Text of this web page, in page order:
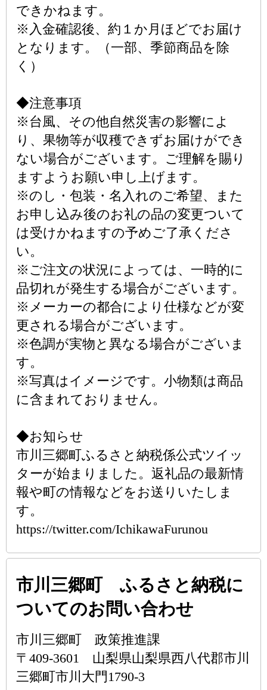
できかねます。
※入金確認後、約１か月ほどでお届け
となります。（一部、季節商品を除
く）
◆注意事項
※台風、その他自然災害の影響によ
り、果物等が収穫できずお届けができ
ない場合がございます。ご理解を賜り
ますようお願い申し上げます。
※のし・包装・名入れのご希望、また
お申し込み後のお礼の品の変更ついて
は受けかねますの予めご了承くださ
い。
※ご注文の状況によっては、一時的に
品切れが発生する場合がございます。
※メーカーの都合により仕様などが変
更される場合がございます。
※色調が実物と異なる場合がございま
す。
※写真はイメージです。小物類は商品
に含まれておりません。
◆お知らせ
市川三郷町ふるさと納税係公式ツイッ
ターが始まりました。返礼品の最新情
報や町の情報などをお送りいたしま
す。
https://twitter.com/IchikawaFurunou
市川三郷町 ふるさと納税に
ついてのお問い合わせ
市川三郷町 政策推進課
〒409-3601 山梨県山梨県西八代郡市川
三郷町市川大門1790-3